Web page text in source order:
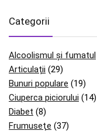
Categorii
Alcoolismul și fumatul
Articulații (29)
Bunuri populare (19)
Ciuperca piciorului (14)
Diabet (8)
Frumuseţe (37)